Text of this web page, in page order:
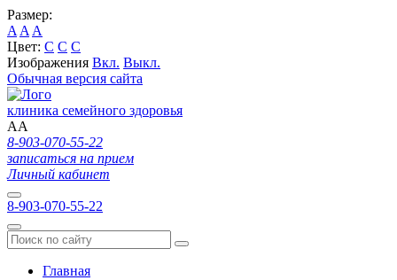
Размер:
A A A
Цвет: C C C
Изображения Вкл. Выкл.
Обычная версия сайта
клиника семейного здоровья
AA
8-903-070-55-22
записаться на прием
Личный кабинет
8-903-070-55-22
Главная